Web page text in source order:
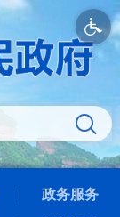
政务服务